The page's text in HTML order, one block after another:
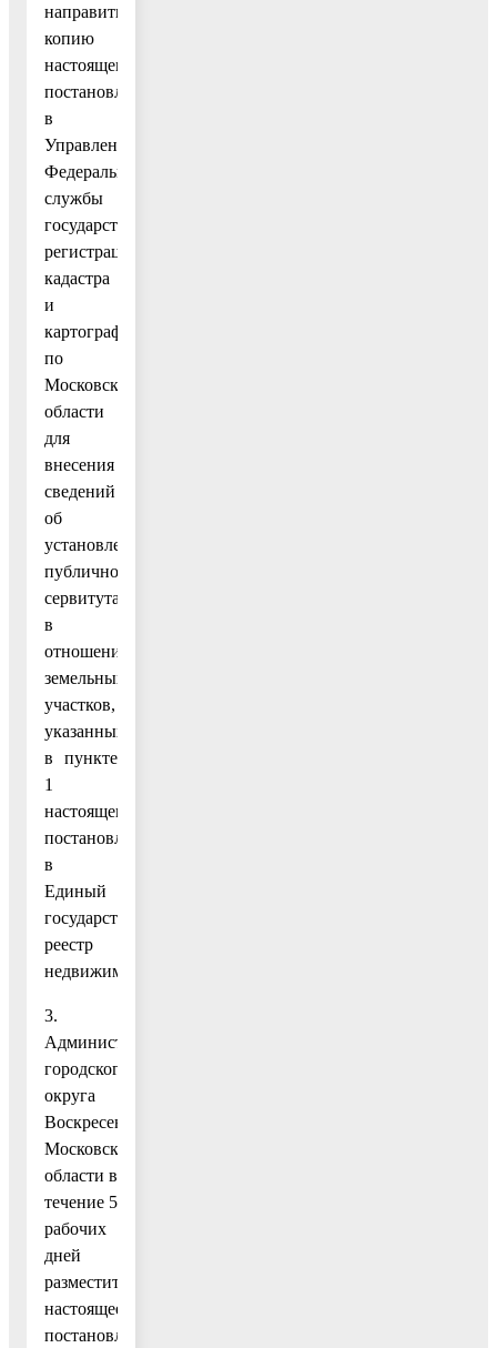
направить
копию
настоящего
постановления
в
Управление
Федеральной
службы
государственной
регистрации,
кадастра
и
картографии
по
Московской
области
для
внесения
сведений
об
установлении
публичного
сервитута
в
отношении
земельных
участков,
указанных
в пункте
1
настоящего
постановления,
в
Единый
государственный
реестр
недвижимости.
3.
Администрации
городского
округа
Воскресенск
Московской
области в
течение 5
рабочих
дней
разместить
настоящее
постановление